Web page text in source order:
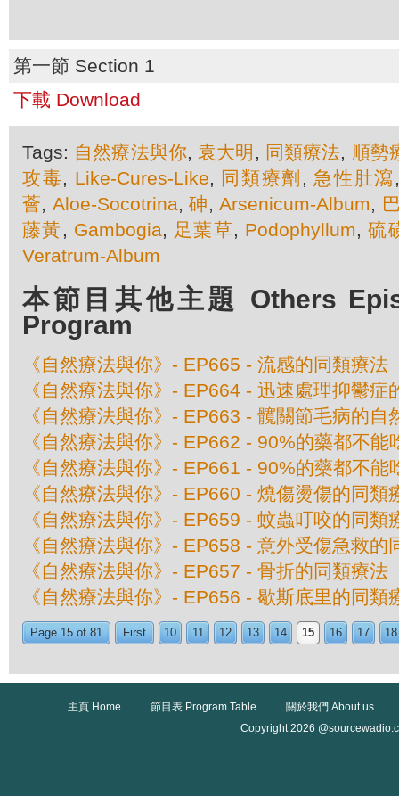
第一節 Section 1
下載 Download
Tags: 自然療法與你,袁大明 , 同類療法, 順勢
攻毒, Like-Cures-Like, 同類療劑 , 急性肚瀉
薈, Aloe-Socotrina,砷,Arsenicum-Album,
藤黃 , Gambogia, 足葉草, Podophyllum,硫
Veratrum-Album
本節目其他主題 Others
Program
《自然療法與你》- EP665 - 流感的同類療法
《自然療法與你》- EP664 - 迅速處理抑鬱症
《自然療法與你》- EP663 - 髖關節毛病的自
《自然療法與你》- EP662 - 90%的藥都不能
《自然療法與你》- EP661 - 90%的藥都不能
《自然療法與你》- EP660 - 燒傷燙傷的同類
《自然療法與你》- EP659 - 蚊蟲叮咬的同類
《自然療法與你》- EP658 - 意外受傷急救的
《自然療法與你》- EP657 - 骨折的同類療法
《自然療法與你》- EP656 - 歇斯底里的同類
Page 15 of 81 First 10 11 12 13 14 15 16 17 18
主頁 Home 節目表 Program Table
關於我們 About us
Copyright 2026